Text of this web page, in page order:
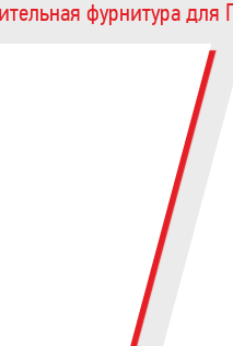
фурнитура для